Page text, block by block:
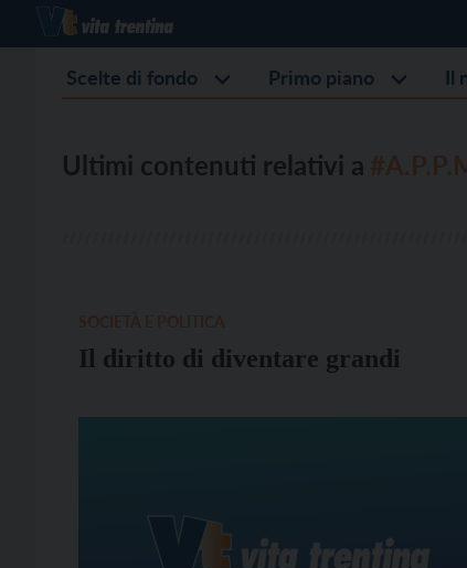
Scelte di fondo Primo piano Il
Ultimi contenuti relativi a
Il diritto di diventare grandi